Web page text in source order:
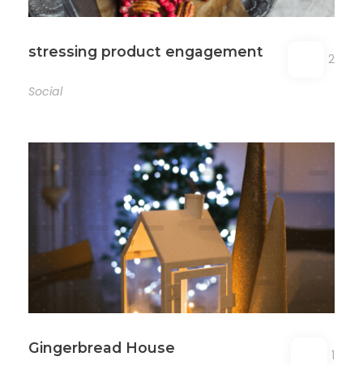
stressing product engagement
2
Social
Gingerbread House
1